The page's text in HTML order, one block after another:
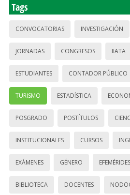
Tags
CONVOCATORIAS INVESTIGACIÓN
JORNADAS CONGRESOS IIATA
ESTUDIANTES CONTADOR PÚBLICO
TURISMO ESTADÍSTICA
POSGRADO POSTÍTULOS
INSTITUCIONALES CURSOS
EXÁMENES GÉNERO EFEMÉRIDES
BIBLIOTECA DOCENTES